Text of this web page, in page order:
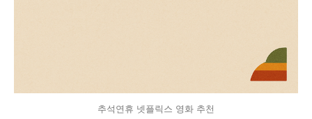
추석연휴 넷플릭스 영화 추천